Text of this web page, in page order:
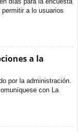
a lo usuarios
a la
por la administración.
con La